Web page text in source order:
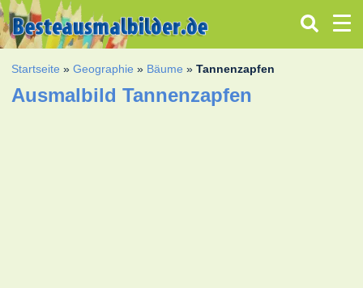
Startseite »Geographie » Bäume »Tannenzapfen
Ausmalbild Tannenzapfen